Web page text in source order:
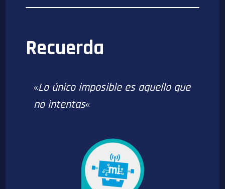
Recuerda
«Lo único imposible es aquello que
no intentas«